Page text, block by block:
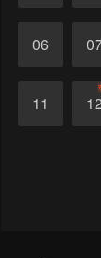
06
11 12